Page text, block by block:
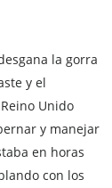
la gorra
y el
Unido
y manejar
en horas
con los